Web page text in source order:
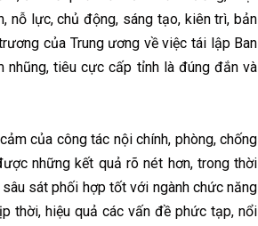
nỗ lực, chủ động, sáng tạo, kiên trì, bản
của Trung ương về việc tái lập Ban
nhũng, tiêu cực cấp tỉnh là đúng đắn và
của công tác nội chính, phòng, chống
những kết quả rõ nét hơn, trong thời
sát phối hợp tốt với ngành chức năng
thời, hiệu quả các vấn đề phức tạp, nổi